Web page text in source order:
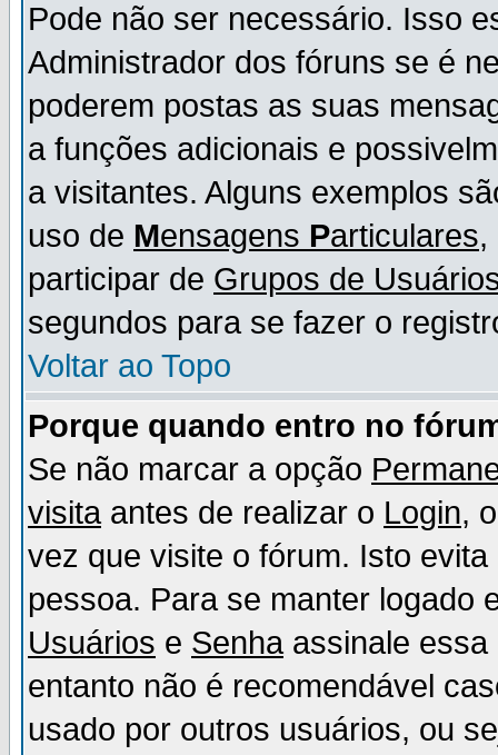
Pode não ser necessário. Isso
Administrador dos fóruns se é
poderem postas as suas
a funções adicionais e
a visitantes. Alguns exemplos
uso de Mensagens Particulares,
participar de Grupos de
segundos para se fazer o
Voltar ao Topo
Porque quando entro no
Se não marcar a opção
visitaantes de realizar o Login,
vez que visite o fórum. Isto
pessoa. Para se manter
Usuários e Senhaassinale essa
entanto não é recomendável
usado por outros usuários, ou